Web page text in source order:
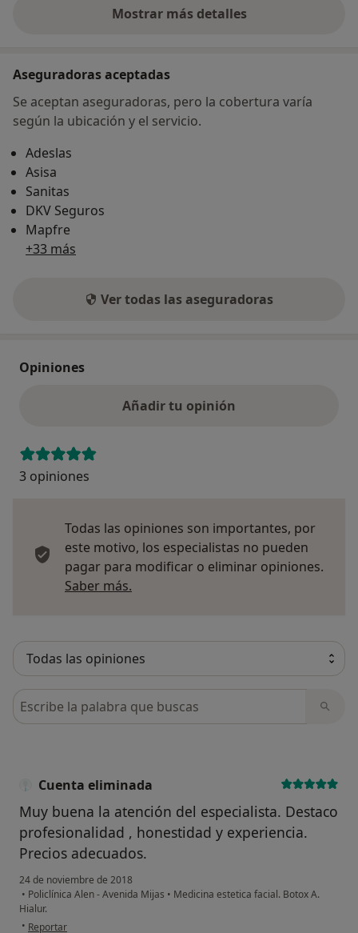
Mostrar más detalles
sobre la dirección
Aseguradoras aceptadas
Se aceptan aseguradoras, pero la cobertura varía
según la ubicación y el servicio.
Adeslas
Asisa
Sanitas
DKV Seguros
Mapfre
+33 más
Ver todas las aseguradoras
Opiniones
Añadir tu opinión
3 opiniones
Todas las opiniones son importantes, por
este motivo, los especialistas no pueden
pagar para modificar o eliminar opiniones.
Saber más.
Busca en opiniones
Cuenta eliminada
Muy buena la atención del especialista. Destaco
profesionalidad , honestidad y experiencia.
Precios adecuados.
24 de noviembre de 2018
• Policlínica Alen - Avenida Mijas • Medicina estetica facial. Botox A.
Hialur.
• en opinión del usuario Cuenta eliminada
Reportar